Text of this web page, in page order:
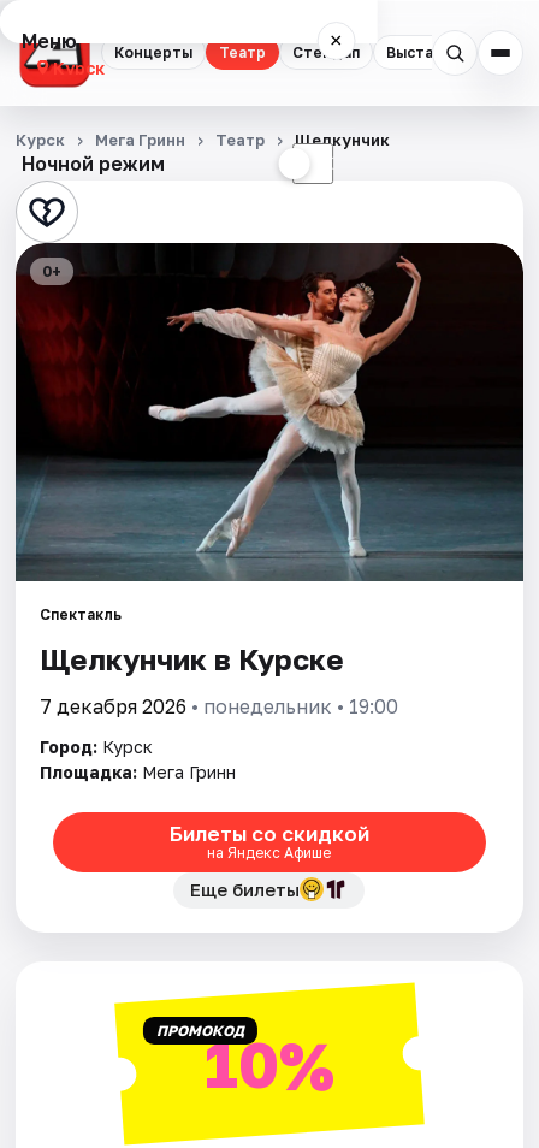
Концерты Театр Стендап Выставки
Меню ×
Курск
Концерты
Театр
Стендап
События
Города
Площадки
Артисты
Ночной режим ☾
Курск Мега Гринн Театр Щелкунчик
0+
Спектакль
Щелкунчик в Курске
7 декабря 2026 • понедельник • 19:00
Город: Курск
Площадка: Мега Гринн
Билеты со скидкой
на Яндекс Афише
Еще билеты
ПРОМОКОД10%